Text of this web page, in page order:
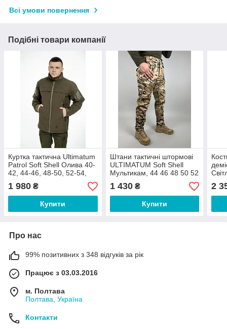
Всі умови повернення
Подібні товари компанії
Куртка тактична Ultimatum
Patrol Soft Shell Олива 40-
42, 44-46, 48-50, 52-54,
56-58
1 980 ₴
Купити
Штани тактичні штормові
ULTIMATUM Soft Shell
Мультикам, 44 46 48 50 52
54 56 58
1 430₴
Купити
44,
58,
2
Про нас
99% позитивних з 348 відгуків за рік
Працює з 03.03.2016
м. Полтава
Полтава, Україна
Контакти